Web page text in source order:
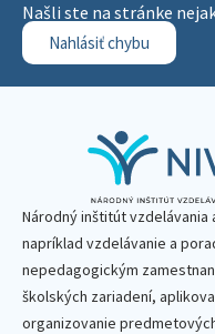
Našli ste na stránke
Nahlásiť chybu
Národný inštitút vzdelávania
napríklad vzdelávanie a
nepedagogickým
školských zariadení,
organizovanie